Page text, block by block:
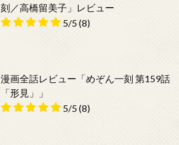
刻／高橋留美子」レビュー
5/5(8)
漫画全話レビュー「めぞん一刻 第159話
「形見」」
5/5(8)